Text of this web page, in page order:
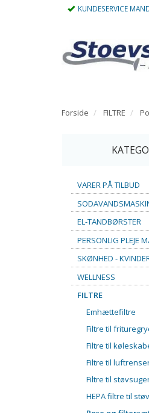
KUNDESERVICE
Forside FILTRE
VARER PÅ TILBUD
EL-TANDBØRSTER
PERSONLIG PLEJE
SKØNHED -
WELLNESS
FILTRE
Emhættefiltre
Filtre til
Filtre til
Filtre til
Filtre til
HEPA filtre til